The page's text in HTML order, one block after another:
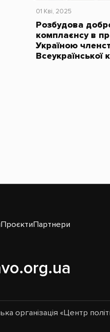
01 Кві, 2025
Розбудова
комплаєнсу в
Україною
Всеукраїнської
ПроєктиПартнери
організація «Центр